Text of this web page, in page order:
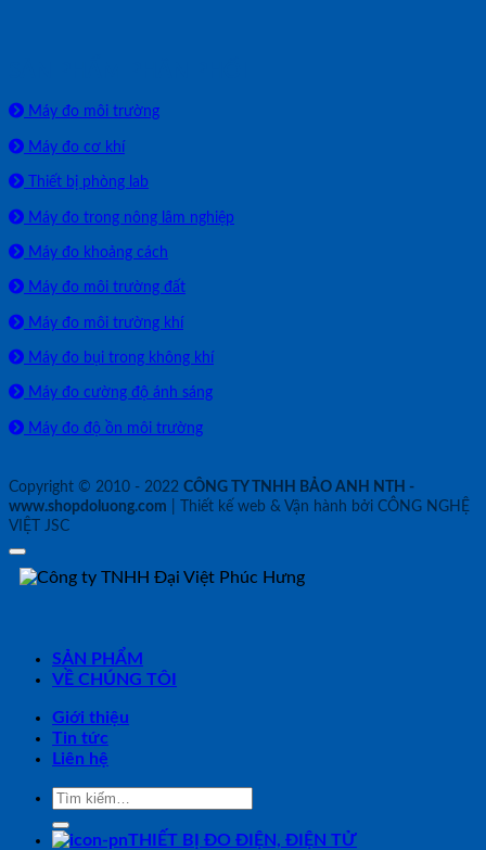
Máy đo môi trường
Máy đo cơ khí
Thiết bị phòng lab
Máy đo trong nông lâm nghiệp
Máy đo khoảng cách
Máy đo môi trường đất
Máy đo môi trường khí
Máy đo bụi trong không khí
Máy đo cường độ ánh sáng
Máy đo độ ồn môi trường
Copyright © 2010 - 2022 CÔNG TY TNHH BẢO ANH NTH -
www.shopdoluong.com | Thiết kế web & Vận hành bởi CÔNG NGHỆ
VIỆT JSC
SẢN PHẨM
VỀ CHÚNG TÔI
Giới thiệu
Tin tức
Liên hệ
Tìm
THIẾT BỊ ĐO ĐIỆN, ĐIỆN TỬ